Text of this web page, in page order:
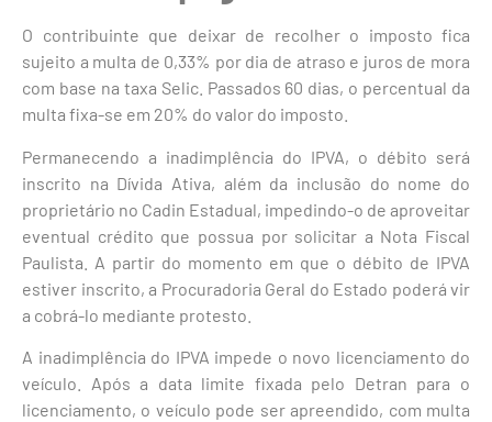
O contribuinte que deixar de recolher o imposto fica
sujeito a multa de 0,33% por dia de atraso e juros de mora
com base na taxa Selic. Passados 60 dias, o percentual da
multa fixa-se em 20% do valor do imposto.
Permanecendo a inadimplência do IPVA, o débito será
inscrito na Dívida Ativa, além da inclusão do nome do
proprietário no Cadin Estadual, impedindo-o de aproveitar
eventual crédito que possua por solicitar a Nota Fiscal
Paulista. A partir do momento em que o débito de IPVA
estiver inscrito, a Procuradoria Geral do Estado poderá vir
a cobrá-lo mediante protesto.
A inadimplência do IPVA impede o novo licenciamento do
veículo. Após a data limite fixada pelo Detran para o
licenciamento, o veículo pode ser apreendido, com multa